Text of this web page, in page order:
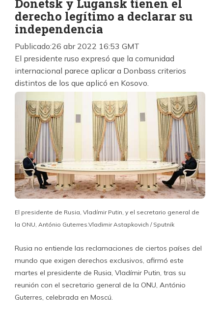
Donetsk y Lugansk tienen el
derecho legítimo a declarar su
independencia
Publicado:26 abr 2022 16:53 GMT
El presidente ruso expresó que la comunidad
internacional parece aplicar a Donbass criterios
distintos de los que aplicó en Kosovo.
El presidente de Rusia, Vladímir Putin, y el secretario general de
la ONU, António Guterres.Vladimir Astapkovich / Sputnik
Rusia no entiende las reclamaciones de ciertos países del
mundo que exigen derechos exclusivos, afirmó este
martes el presidente de Rusia, Vladímir Putin, tras su
reunión con el secretario general de la ONU, António
Guterres, celebrada en Moscú.